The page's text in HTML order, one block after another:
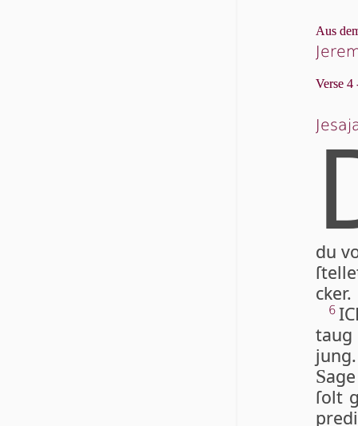
Aus
Verse 4
du
ck­er.
6
S
ſolt